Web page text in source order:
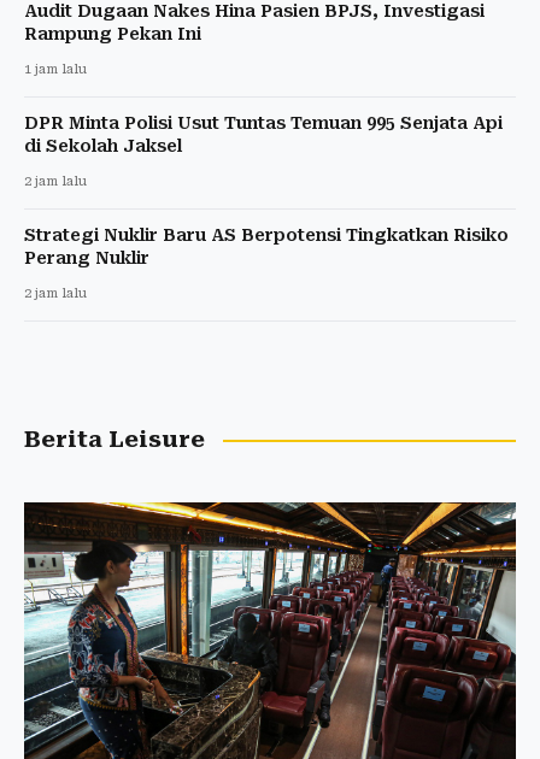
Audit Dugaan Nakes Hina Pasien BPJS, Investigasi
Rampung Pekan Ini
1 jam lalu
DPR Minta Polisi Usut Tuntas Temuan 995 Senjata Api
di Sekolah Jaksel
2 jam lalu
Strategi Nuklir Baru AS Berpotensi Tingkatkan Risiko
Perang Nuklir
2 jam lalu
Berita Leisure